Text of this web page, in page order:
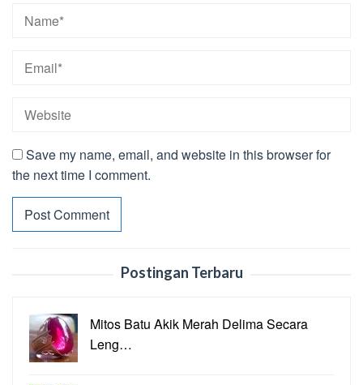
Save my name, email, and website in this browser for
the next time I comment.
Postingan Terbaru
Mitos Batu Akik Merah Delima Secara
Leng…